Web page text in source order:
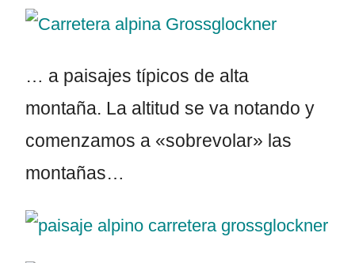
… a paisajes típicos de alta
montaña. La altitud se va notando y
comenzamos a «sobrevolar» las
montañas…